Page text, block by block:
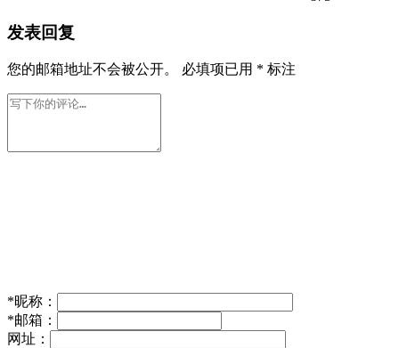
发表回复
您的邮箱地址不会被公开。 必填项已用 * 标注
*昵称：
*邮箱：
网址：